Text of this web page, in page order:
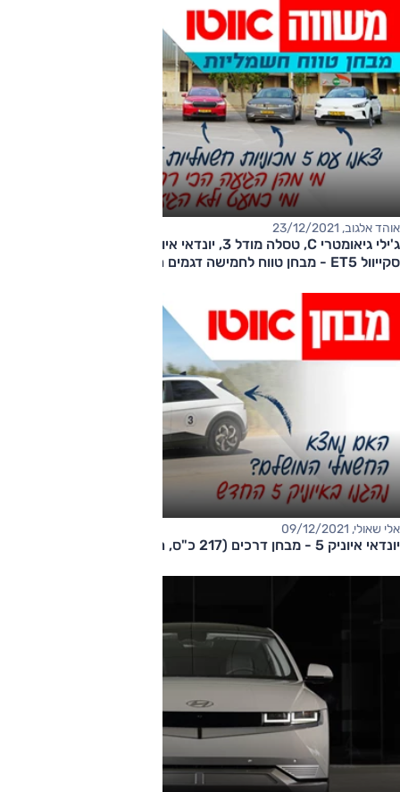
אוהד אלגוב, 23/12/2021
סקייוול ET5 - מבחן טווח לחמישה דגמים חשמליים
אלי שאולי, 09/12/2021
יונדאי איוניק 5 - מבחן דרכים (217 כ"ס, הנעה אחורית)